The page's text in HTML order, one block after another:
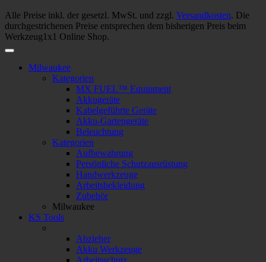
Alle Preise inkl. der gesetzl. MwSt. und zzgl. Versandkosten. Die
durchgestrichenen Preise entsprechen dem bisherigen Preis beim
Werkzeug1x1 Online Shop.
Milwaukee
Kategorien
MX FUEL™ Equipment
Akkugeräte
Kabelgeführte Geräte
Akku-Gartengeräte
Beleuchtung
Kategorien
Aufbewahrung
Persönliche Schutzausrüstung
Handwerkzeuge
Arbeitsbekleidung
Zubehör
Milwaukee
KS Tools
Abzieher
Akku Werkzeuge